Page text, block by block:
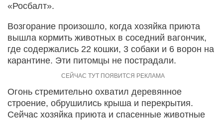
«Росбалт».
Возгорание произошло, когда хозяйка приюта
вышла кормить животных в соседний вагончик,
где содержались 22 кошки, 3 собаки и 6 ворон на
карантине. Эти питомцы не пострадали.
Огонь стремительно охватил деревянное
строение, обрушились крыша и перекрытия.
Сейчас хозяйка приюта и спасенные животные